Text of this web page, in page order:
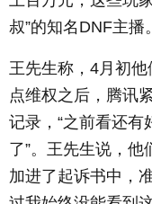
叔”的知名DNF主播。
王先生称，4月初
点维权之后，腾讯
记录，“之前看还
了”。王先生说，
加进了起诉书中，